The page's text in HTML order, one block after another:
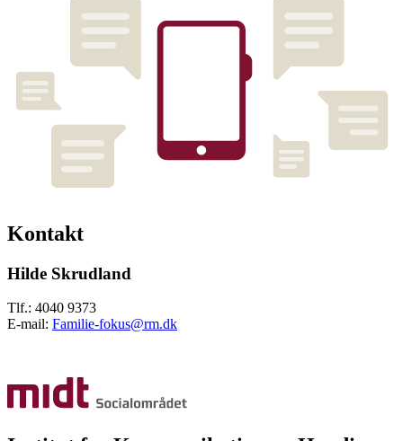
Kontakt
Hilde Skrudland
Tlf.: 4040 9373
E-mail: Familie-fokus@rm.dk